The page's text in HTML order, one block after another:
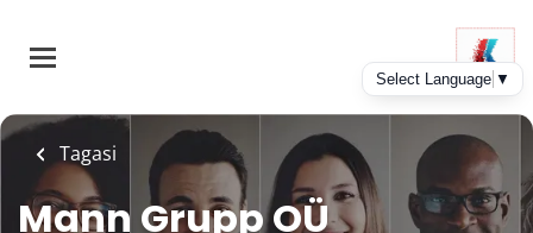
main
Tagasi
Mann Grupp OÜ